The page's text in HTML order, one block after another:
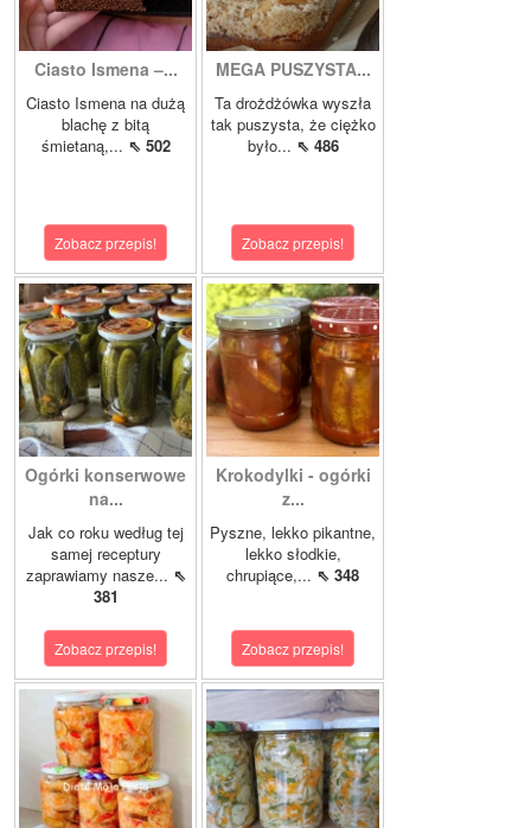
Ciasto Ismena –...
Ciasto Ismena na dużą
blachę z bitą
śmietaną,... ⇖ 502
Zobacz przepis!
MEGA PUSZYSTA...
Ta drożdżówka wyszła
tak puszysta, że ciężko
było... ⇖ 486
Zobacz przepis!
Ogórki konserwowe
na...
Jak co roku według tej
samej receptury
zaprawiamy nasze... ⇖
381
Zobacz przepis!
Krokodylki - ogórki
z...
Pyszne, lekko pikantne,
lekko słodkie,
chrupiące,... ⇖ 348
Zobacz przepis!